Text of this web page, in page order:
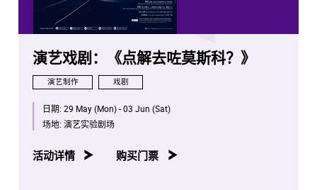
演艺戏剧：《点解去咗莫斯科？》
演艺制作 戏剧
日期: 29 May (Mon) - 03 Jun (Sat)
场地: 演艺实验剧场
活动详情 购买门票